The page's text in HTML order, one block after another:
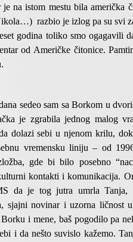
na istom mestu bila američka
razbio je izlog pa su svi
godina toliko smo ogagavili
od Američke čitonice.
sedeo sam sa Borkom u
je zgrabila jednog malog
dolazi sebi u njenom krilu,
vremensku liniju – od
gde bi bilo posebno
kontakti i komunikacija.
da je tog jutra umrla Tanja,
sjajni novinar i uzorna ličnost
i mene, baš pogodilo pa
i da nešto suvislo kažemo.